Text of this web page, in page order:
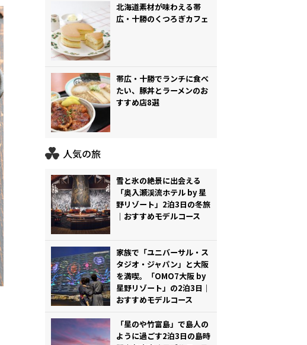
北海道素材が味わえる帯
広・十勝のくつろぎカフェ
帯広・十勝でランチに食べ
たい、豚丼とラーメンのお
すすめ店8選
人気の旅
雪と氷の絶景に出会える
「奥入瀬渓流ホテル by 星
野リゾート」2泊3日の冬旅
｜おすすめモデルコース
家族で「ユニバーサル・ス
タジオ・ジャパン」と大阪
を満喫。「OMO7大阪 by
星野リゾート」の2泊3日｜
おすすめモデルコース
「星のや竹富島」で島人の
ように過ごす2泊3日の島時